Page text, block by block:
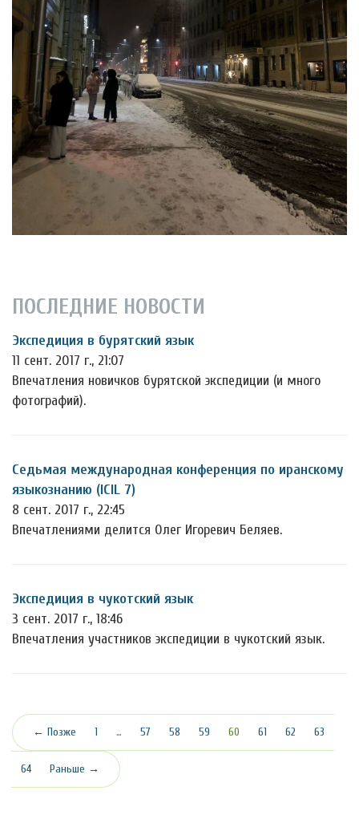
ПОСЛЕДНИЕ НОВОСТИ
Экспедиция в бурятский язык
11 сент. 2017 г., 21:07
Впечатления новичков бурятской экспедиции (и много
фотографий).
Седьмая международная конференция по иранскому
языкознанию (ICIL 7)
8 сент. 2017 г., 22:45
Впечатлениями делится Олег Игоревич Беляев.
Экспедиция в чукотский язык
3 сент. 2017 г., 18:46
Впечатления участников экспедиции в чукотский язык.
← Позже 1 … 57 58 59 60 (текущая)
61 62 63
64 Раньше →